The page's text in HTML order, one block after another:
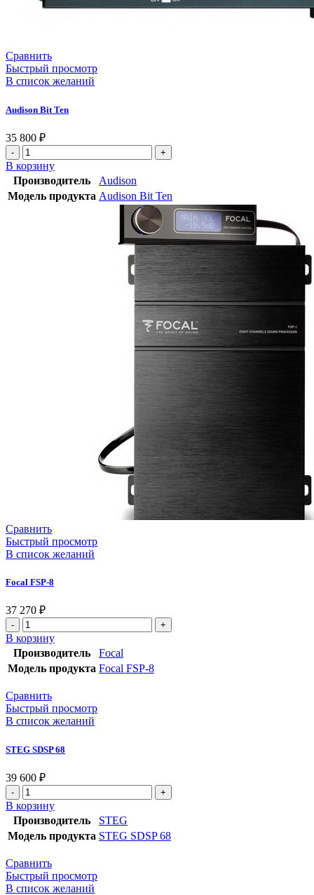
Сравнить
Быстрый просмотр
В список желаний
Audison Bit Ten
35 800 ₽
В корзину
Производитель
Audison
Модель продукта Audison Bit Ten
Сравнить
Быстрый просмотр
В список желаний
Focal FSP-8
37 270 ₽
В корзину
Производитель
Focal
Модель продукта Focal FSP-8
Сравнить
Быстрый просмотр
В список желаний
STEG SDSP 68
39 600 ₽
В корзину
Производитель
STEG
Модель продукта STEG SDSP 68
Сравнить
Быстрый просмотр
В список желаний